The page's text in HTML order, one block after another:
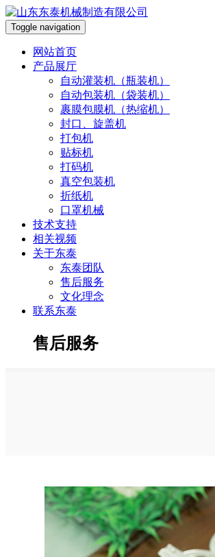
Toggle navigation
网站首页
产品展厅
自动灌装机（瓶装机）
自动包装机（袋装机）
裹膜包膜机（热缩机）
封口、旋盖机
打包机
贴标机
打码机
真空包装机
折纸机
口罩机械
技术支持
相关视频
关于东泰
东泰团队
售后服务
文化理念
联系东泰
售后服务